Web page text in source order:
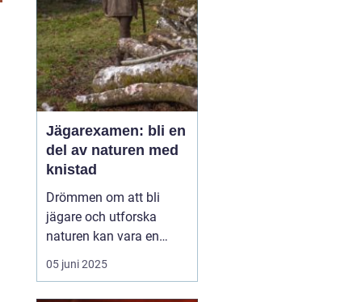
Jägarexamen: bli en
del av naturen med
knistad
Drömmen om att bli
jägare och utforska
naturen kan vara en
fantastisk upplevelse.
För att förverkliga detta
05 juni 2025